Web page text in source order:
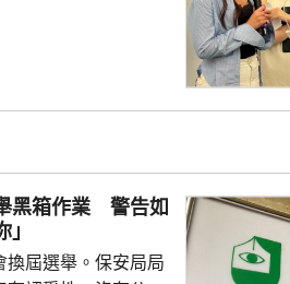
指示點餐，亦可讓
AI能因應需求快速推
...
黑箱作業 警告如
換屆選舉。保安局局